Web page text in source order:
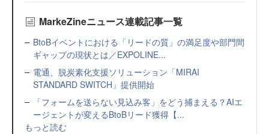
MarkeZineニュース連載記事一覧
BtoBイベントにおける「リードの質」の満足度や部門間
ギャップの現状とは／EXPOLINE...
電通、脱炭素化支援ソリューション「MIRAI
STANDARD SWITCH」提供開始
「フォームを送らない見込み客」をどう捕まえる？AIエ
ージェントが変えるBtoBリード獲得【...
もっと読む